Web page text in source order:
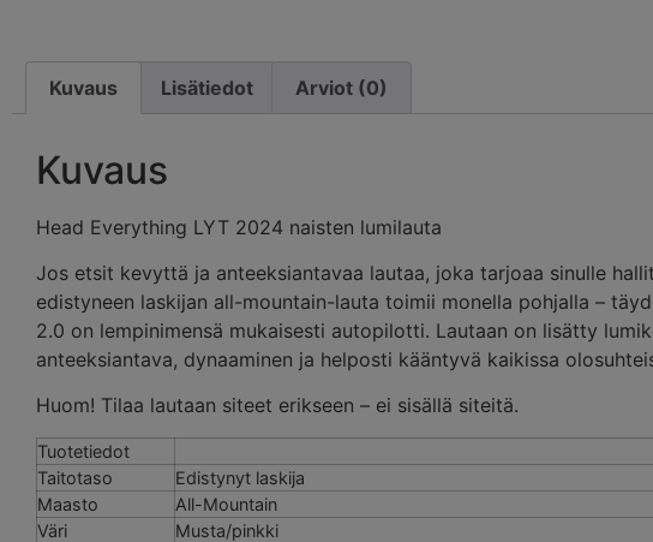
Kuvaus Lisätiedot Arviot (0)
Kuvaus
Head Everything LYT 2024 naisten lumilauta
Jos etsit kevyttä ja anteeksiantavaa lautaa, joka tarjoaa sinulle
edistyneen laskijan all-mountain-lauta toimii monella pohjalla –
2.0 on lempinimensä mukaisesti autopilotti. Lautaan on lisätty
anteeksiantava, dynaaminen ja helposti kääntyvä kaikissa
Huom! Tilaa lautaan siteet erikseen – ei sisällä siteitä.
Tuotetiedot
Taitotaso
Edistynyt laskija
Maasto
All-Mountain
Väri
Musta/pinkki